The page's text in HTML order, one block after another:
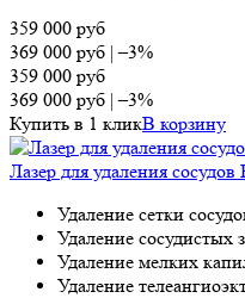
359 000 руб
369 000 руб |–3%
359 000 руб
369 000 руб |–3%
Купить в 1 кликВ корзину
Лазер для удаления
Удаление сетки
Удаление сосудистых
Удаление мелких
Удаление